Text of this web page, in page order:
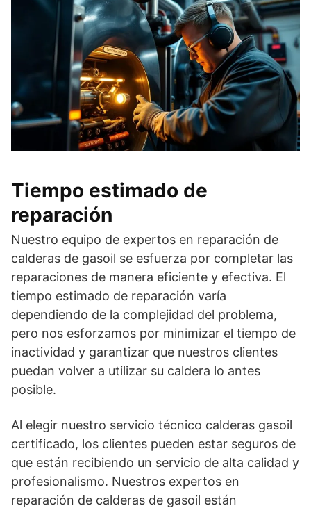
Tiempo estimado de
reparación
Nuestro equipo de expertos en reparación de
calderas de gasoil se esfuerza por completar las
reparaciones de manera eficiente y efectiva. El
tiempo estimado de reparación varía
dependiendo de la complejidad del problema,
pero nos esforzamos por minimizar el tiempo de
inactividad y garantizar que nuestros clientes
puedan volver a utilizar su caldera lo antes
posible.
Al elegir nuestro servicio técnico calderas gasoil
certificado, los clientes pueden estar seguros de
que están recibiendo un servicio de alta calidad y
profesionalismo. Nuestros expertos en
reparación de calderas de gasoil están